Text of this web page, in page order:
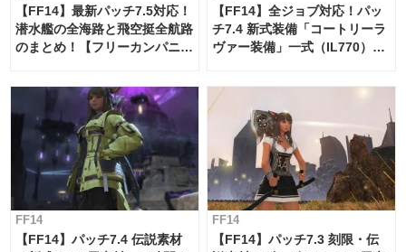
【FF14】最新パッチ7.5対応！
潜水艦の全海路と飛空挺全航路
のまとめ！【フリーカンパニ
【FF14】全ジョブ対応！パッ
チ7.4 新式装備「コートリーラ
ヴァー装備」一式（IL770）の
FF14
【FF14】パッチ7.4 伝説素材
FF14
【FF14】パッチ7.3 刻限・伝